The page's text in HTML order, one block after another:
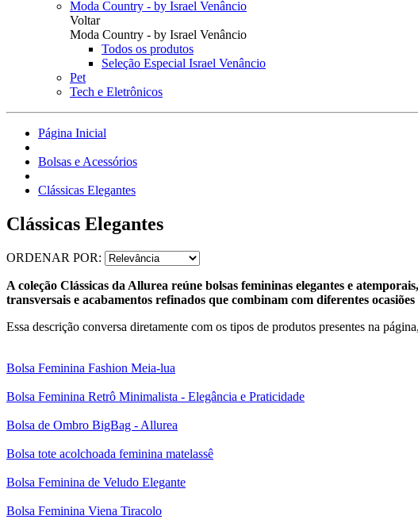
Moda Country - by Israel Venâncio
Voltar
Moda Country - by Israel Venâncio
Todos os produtos
Seleção Especial Israel Venâncio
Pet
Tech e Eletrônicos
Página Inicial
Bolsas e Acessórios
Clássicas Elegantes
Clássicas Elegantes
ORDENAR POR:
A coleção Clássicas da Allurea reúne bolsas femininas elegantes e
transversais e acabamentos refinados que combinam com diferentes
Essa descrição conversa diretamente com os tipos de produtos presentes na
Bolsa Feminina Fashion Meia-lua
Bolsa Feminina Retrô Minimalista - Elegância e Praticidade
Bolsa de Ombro BigBag - Allurea
Bolsa tote acolchoada feminina matelassê
Bolsa Feminina de Veludo Elegante
Bolsa Feminina Viena Tiracolo